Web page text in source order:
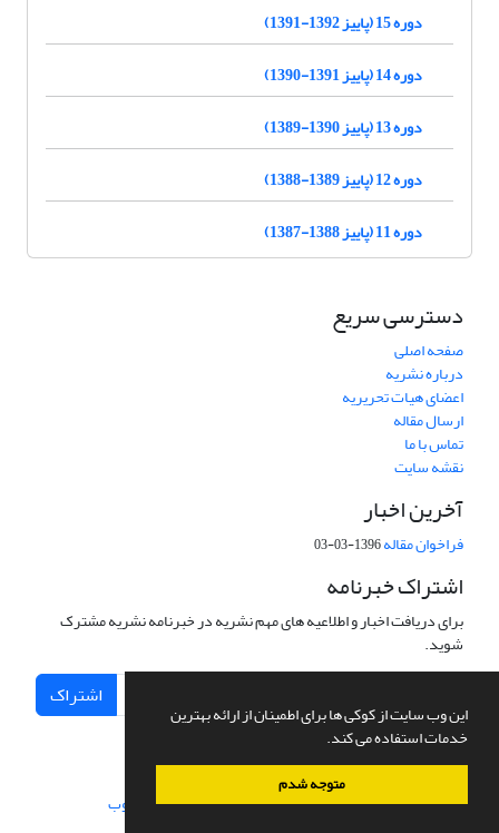
این وب سایت از کوکی ها برای اطمینان از ارائه بهترین
خدمات استفاده می کند.
متوجه شدم
دوره 15 (پاییز 1392-1391)
دوره 14 (پاییز 1391-1390)
دوره 13 (پاییز 1390-1389)
دوره 12 (پاییز 1389-1388)
دوره 11 (پاییز 1388-1387)
دسترسی سریع
صفحه اصلی
درباره نشریه
اعضای هیات تحریریه
ارسال مقاله
تماس با ما
نقشه سایت
آخرین اخبار
فراخوان مقاله1396-03-03
اشتراک خبرنامه
برای دریافت اخبار و اطلاعیه های مهم نشریه در خبرنامه نشریه مشترک
شوید.
اشتراک
سامانه مدیریت نشریات علمی.طراحی و پیاده سازی از سیناوب